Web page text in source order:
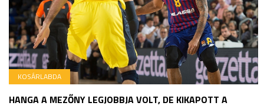
KOSÁRLABDA
HANGA A MEZŐNY LEGJOBBJA VOLT, DE KIKAPOTT A